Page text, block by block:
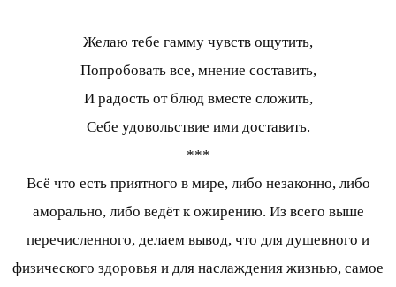
Желаю тебе гамму чувств ощутить,
Попробовать все, мнение составить,
И радость от блюд вместе сложить,
Себе удовольствие ими доставить.
***
Всё что есть приятного в мире, либо незаконно, либо
аморально, либо ведёт к ожирению. Из всего выше
перечисленного, делаем вывод, что для душевного и
физического здоровья и для наслаждения жизнью, самое